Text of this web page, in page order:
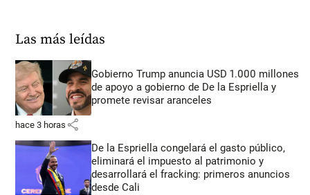
Las más leídas
Gobierno Trump anuncia USD 1.000 millones
de apoyo a gobierno de De la Espriella y
promete revisar aranceles
hace 3 horas share
De la Espriella congelará el gasto público,
eliminará el impuesto al patrimonio y
desarrollará el fracking: primeros anuncios
desde Cali